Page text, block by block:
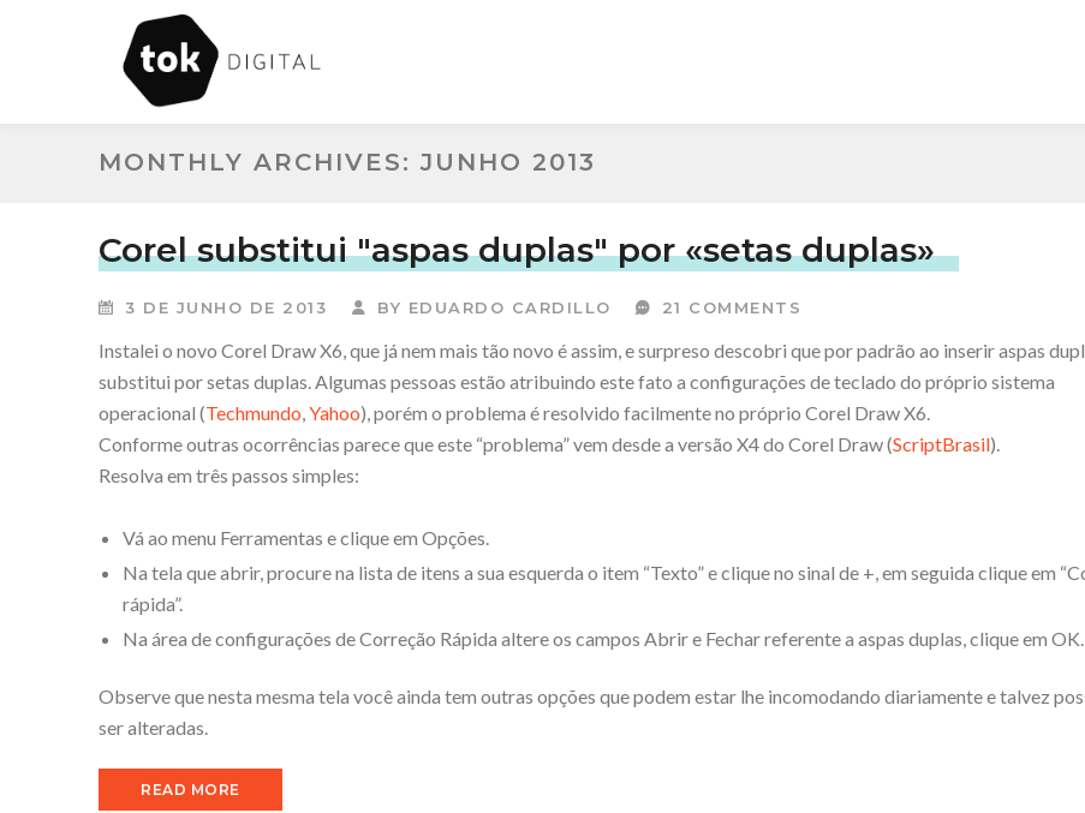
MONTHLY ARCHIVES: JUNHO 2013
Corel substitui "aspas duplas" por «setas duplas»
3 DE JUNHO DE 2013 BY EDUARDO CARDILLO 21 COMMENTS
Instalei o novo Corel Draw X6, que já nem mais tão novo é assim, e surpreso descobri que por padrão ao inserir aspas
substitui por setas duplas. Algumas pessoas estão atribuindo este fato a configurações de teclado do próprio sistema
operacional (Techmundo,Yahoo), porém o problema é resolvido facilmente no próprio Corel Draw X6.
Conforme outras ocorrências parece que este “problema” vem desde a versão X4 do Corel Draw (ScriptBrasil).
Resolva em três passos simples:
Vá ao menu Ferramentas e clique em Opções.
Na tela que abrir, procure na lista de itens a sua esquerda o item “Texto” e clique no sinal de +, em seguida clique em
rápida”.
Na área de configurações de Correção Rápida altere os campos Abrir e Fechar referente a aspas duplas, clique em OK.
Observe que nesta mesma tela você ainda tem outras opções que podem estar lhe incomodando diariamente e talvez
ser alteradas.
READ MORE